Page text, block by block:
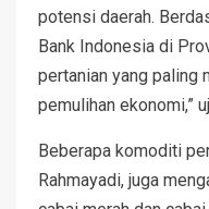
potensi daerah.
Bank Indonesia di
pertanian yang paling
pemulihan ekonomi,”
Beberapa komoditi
Rahmayadi, juga